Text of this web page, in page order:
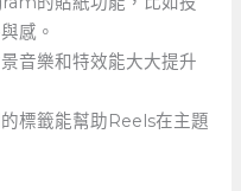
感。
景音樂和特效能大大提升
的標籤能幫助Reels在主題